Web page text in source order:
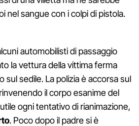
nel sangue con i colpi di pistola.
automobilisti di passaggio
la vettura della vittima ferma
sul sedile. La polizia è accorsa sul
il corpo esanime del
ogni tentativo di rianimazione,
. Poco dopo il padre si è